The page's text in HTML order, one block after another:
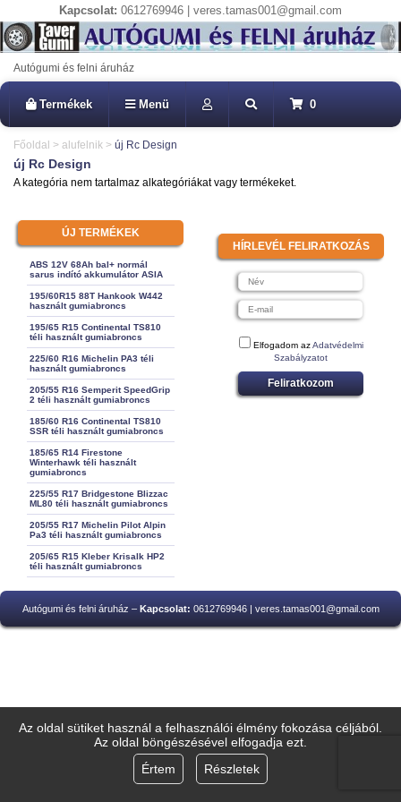
Az oldal sütiket használ a felhasználói élmény fokozása céljából.
Az oldal böngészésével elfogadja ezt.
Értem
Részletek
Kapcsolat: 0612769946 | veres.tamas001@gmail.com
Autógumi és felni áruház
Termékek Menü 0
Főoldal > alufelnik > új Rc Design
új Rc Design
A kategória nem tartalmaz alkategóriákat vagy termékeket.
ÚJ TERMÉKEK
ABS 12V 68Ah bal+ normál
sarus indító akkumulátor ASIA
195/60R15 88T Hankook W442
használt gumiabroncs
195/65 R15 Continental TS810
téli használt gumiabroncs
225/60 R16 Michelin PA3 téli
használt gumiabroncs
205/55 R16 Semperit SpeedGrip
2 téli használt gumiabroncs
185/60 R16 Continental TS810
SSR téli használt gumiabroncs
185/65 R14 Firestone
Winterhawk téli használt
gumiabroncs
225/55 R17 Bridgestone Blizzac
ML80 téli használt gumiabroncs
205/55 R17 Michelin Pilot Alpin
Pa3 téli használt gumiabroncs
205/65 R15 Kleber Krisalk HP2
téli használt gumiabroncs
HÍRLEVÉL FELIRATKOZÁS
Elfogadom azAdatvédelmi
Szabályzatot
Feliratkozom
Autógumi és felni áruház – Kapcsolat: 0612769946 | veres.tamas001@gmail.com